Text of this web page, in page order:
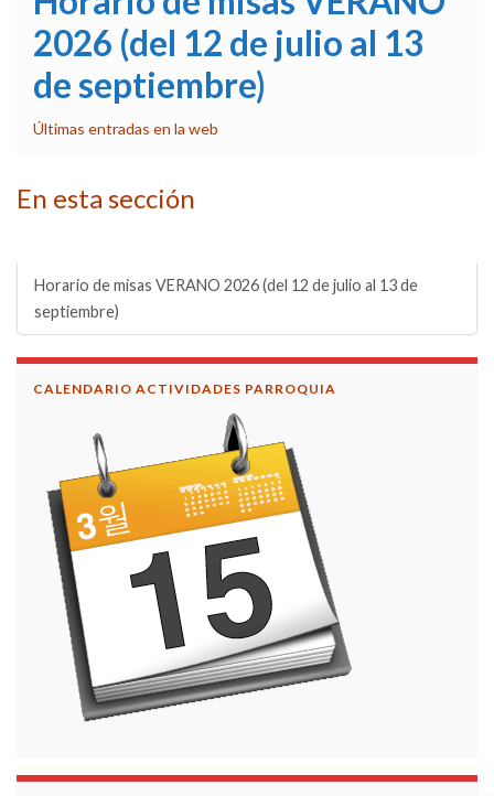
2026 (del 12 de julio al 13
de septiembre)
Últimas entradas en la web
En esta sección
Horario de misas VERANO 2026 (del 12 de julio al 13 de
septiembre)
CALENDARIO ACTIVIDADES PARROQUIA